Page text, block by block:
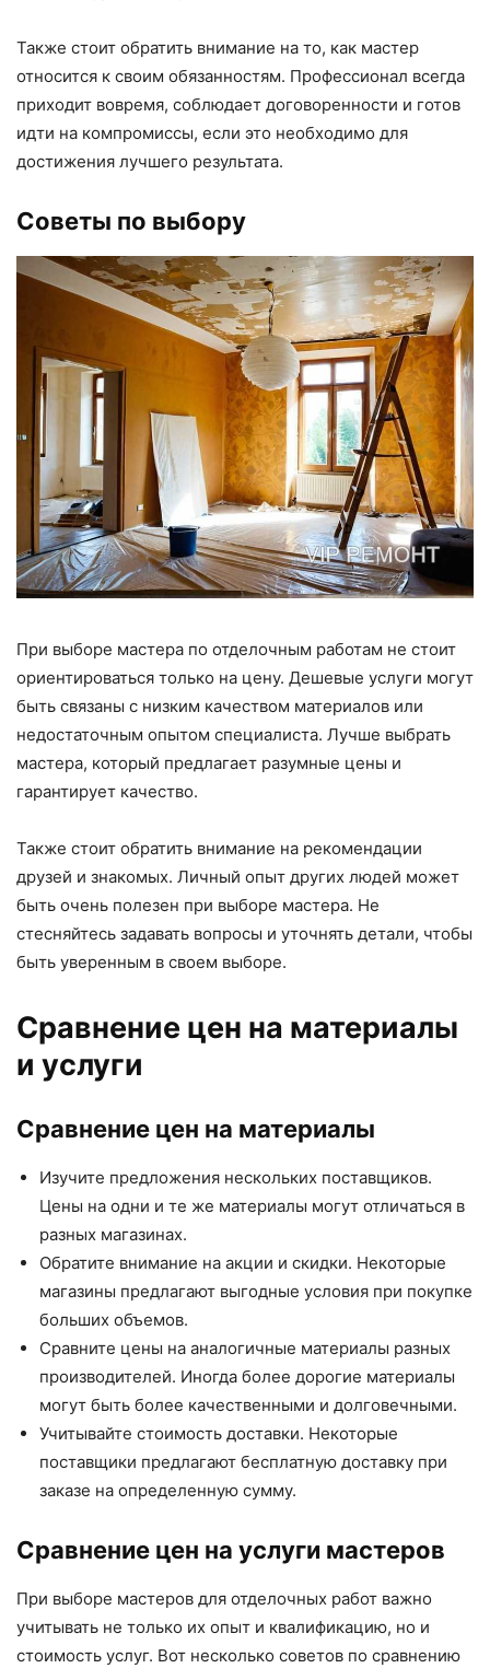
Также стоит обратить внимание на то, как мастер
относится к своим обязанностям. Профессионал всегда
приходит вовремя, соблюдает договоренности и готов
идти на компромиссы, если это необходимо для
достижения лучшего результата.
Советы по выбору
При выборе мастера по отделочным работам не стоит
ориентироваться только на цену. Дешевые услуги могут
быть связаны с низким качеством материалов или
недостаточным опытом специалиста. Лучше выбрать
мастера, который предлагает разумные цены и
гарантирует качество.
Также стоит обратить внимание на рекомендации
друзей и знакомых. Личный опыт других людей может
быть очень полезен при выборе мастера. Не
стесняйтесь задавать вопросы и уточнять детали, чтобы
быть уверенным в своем выборе.
Сравнение цен на материалы
и услуги
Сравнение цен на материалы
Изучите предложения нескольких поставщиков.
Цены на одни и те же материалы могут отличаться в
разных магазинах.
Обратите внимание на акции и скидки. Некоторые
магазины предлагают выгодные условия при покупке
больших объемов.
Сравните цены на аналогичные материалы разных
производителей. Иногда более дорогие материалы
могут быть более качественными и долговечными.
Учитывайте стоимость доставки. Некоторые
поставщики предлагают бесплатную доставку при
заказе на определенную сумму.
Сравнение цен на услуги мастеров
При выборе мастеров для отделочных работ важно
учитывать не только их опыт и квалификацию, но и
стоимость услуг. Вот несколько советов по сравнению